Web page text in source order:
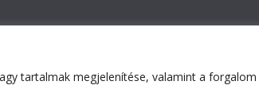
tartalmak megjelenítése, valamint a